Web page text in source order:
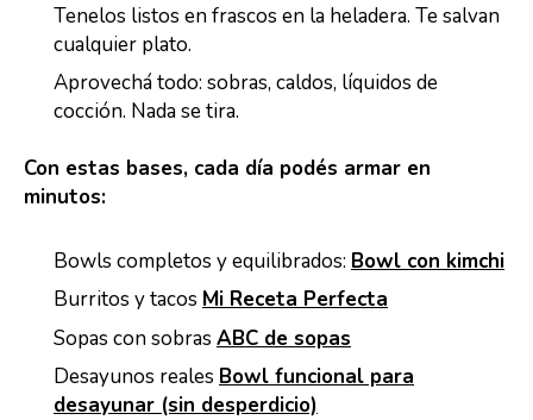
Tenelos listos en frascos en la heladera. Te salvan
cualquier plato.
Aprovechá todo: sobras, caldos, líquidos de
cocción. Nada se tira.
Con estas bases, cada día podés armar en
minutos:
Bowls completos y equilibrados: Bowl con kimchi
Burritos y tacos Mi Receta Perfecta
Sopas con sobras ABC de sopas
Desayunos reales Bowl funcional para
desayunar (sin desperdicio)